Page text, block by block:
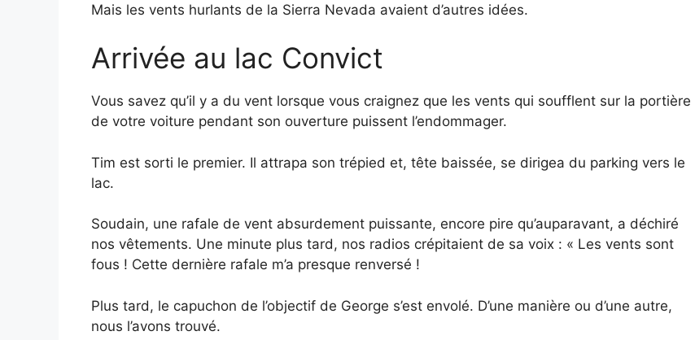
Mais les vents hurlants de la Sierra Nevada avaient d’autres idées.
Arrivée au lac Convict
Vous savez qu’il y a du vent lorsque vous craignez que les vents qui soufflent sur la portière
de votre voiture pendant son ouverture puissent l’endommager.
Tim est sorti le premier. Il attrapa son trépied et, tête baissée, se dirigea du parking vers le
lac.
Soudain, une rafale de vent absurdement puissante, encore pire qu’auparavant, a déchiré
nos vêtements. Une minute plus tard, nos radios crépitaient de sa voix : « Les vents sont
fous ! Cette dernière rafale m’a presque renversé !
Plus tard, le capuchon de l’objectif de George s’est envolé. D’une manière ou d’une autre,
nous l’avons trouvé.